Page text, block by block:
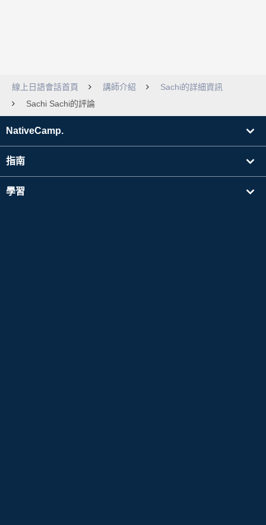
線上日語會話首頁 講師介紹
Sachi的詳細資訊
Sachi Sachi的評論
NativeCamp.
指南
學習